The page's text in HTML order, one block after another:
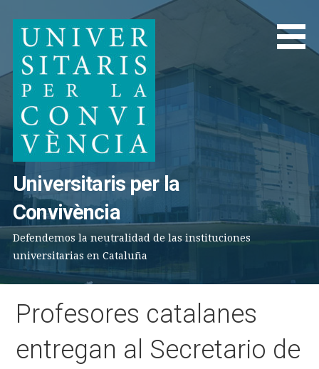
contenido
Universitaris per la
Convivència
Defendemos la neutralidad de las instituciones
universitarias en Cataluña
Profesores catalanes
entregan al Secretario de